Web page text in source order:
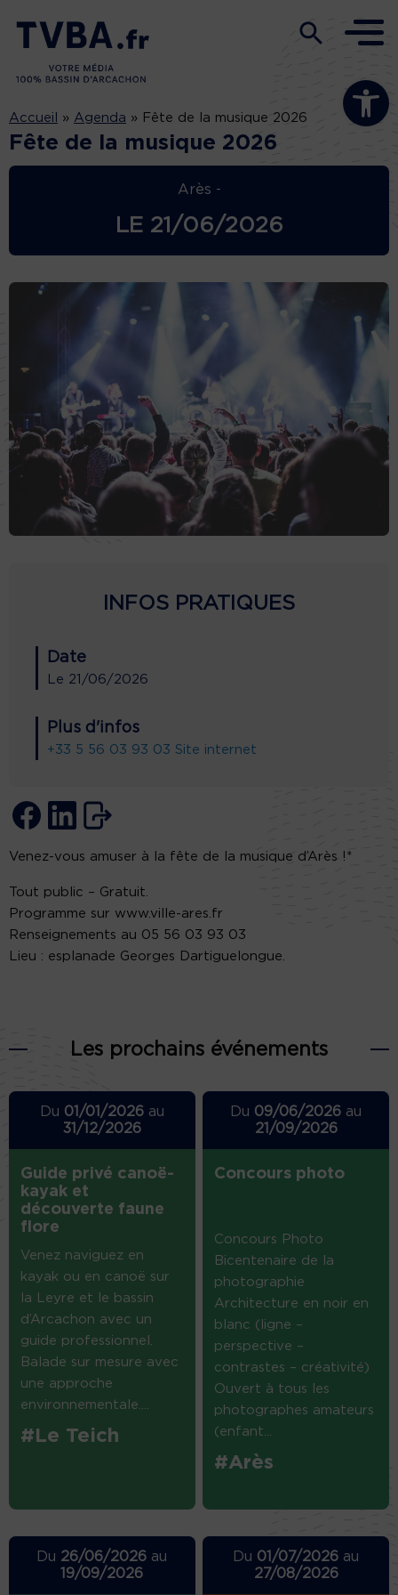
Ouvrir la
Accueil » Agenda » Fête de la musique 2026
Fête de la musique 2026
Arès -
LE 21/06/2026
INFOS PRATIQUES
Date
Le 21/06/2026
Plus d'infos
+33 5 56 03 93 03 Site internet
Venez-vous amuser à la fête de la musique d’Arès !*
Tout public – Gratuit.
Programme sur www.ville-ares.fr
Renseignements au 05 56 03 93 03
Lieu : esplanade Georges Dartiguelongue.
Les prochains événements
Du 01/01/2026au
31/12/2026
Guide privé canoë-
kayak et
découverte faune
flore
Venez naviguez en
kayak ou en canoë sur
la Leyre et le bassin
d’Arcachon avec un
guide professionnel.
Balade sur mesure avec
une approche
environnementale....
#Le Teich
Du 09/06/2026 au
21/09/2026
Concours photo
Concours Photo
Bicentenaire de la
photographie
Architecture en noir en
blanc (ligne –
perspective –
contrastes – créativité)
Ouvert à tous les
photographes amateurs
(enfant...
#Arès
Du 26/06/2026 au
19/09/2026
Du 01/07/2026 au
27/08/2026